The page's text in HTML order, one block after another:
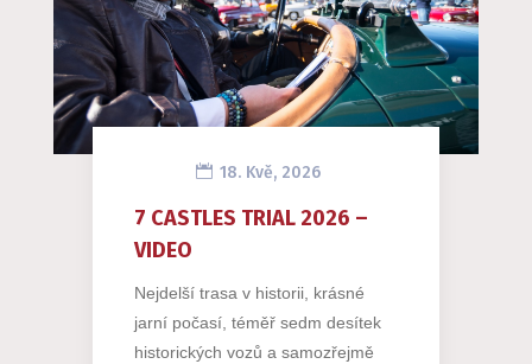
18. Kvě, 2026
7 CASTLES TRIAL 2026 –
VIDEO
Nejdelší trasa v historii, krásné
jarní počasí, téměř sedm desítek
historických vozů a samozřejmě